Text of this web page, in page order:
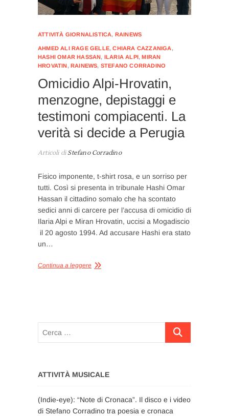
ATTIVITÀ GIORNALISTICA, RAINEWS
AHMED ALI RAGE GELLE,CHIARA CAZZANIGA,
HASHI OMAR HASSAN, ILARIA ALPI,MIRAN
HROVATIN,RAINEWS, STEFANO CORRADINO
Omicidio Alpi-Hrovatin,
menzogne, depistaggi e
testimoni compiacenti. La
verità si decide a Perugia
Articoli diStefano Corradino
Fisico imponente, t-shirt rosa, e un sorriso per
tutti. Così si presenta in tribunale Hashi Omar
Hassan il cittadino somalo che ha scontato
sedici anni di carcere per l’accusa di omicidio di
Ilaria Alpi e Miran Hrovatin, uccisi a Mogadiscio
il 20 agosto 1994. Ad accusare Hashi era stato
un…
Continua a leggere
Cerca
ATTIVITÀ MUSICALE
(Indie-eye): “Note di Cronaca”. Il disco e i video
di Stefano Corradino tra poesia e cronaca